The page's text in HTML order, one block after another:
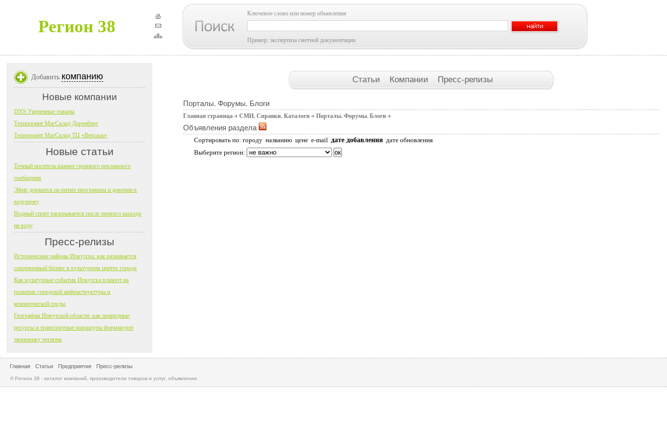
Регион 38
Ключевое слово или номер объявления
Пример: экспертиза сметной документации
Статьи Компании Пресс-релизы
Порталы. Форумы. Блоги
Главная страница СМИ. Справки. Каталоги Порталы. Форумы. Блоги
Объявления раздела
Сортировать по: городу названию цене e-mail дате добавления дате обновления
Выберите регион:
Добавить компанию
Новые компании
DNS Уцененные товары
Технопоинт МагСклад Доренберг
Технопоинт МагСклад ТЦ «Версаль»
Новые статьи
Точный носитель важнее громкого рекламного
сообщения
Эфир держится на ритме программы и доверии к
ведущему
Водный спорт раскрывается после первого выхода
на воду
Пресс-релизы
Исторические районы Иркутска: как развивается
современный бизнес в культурном центре города
Как культурные события Иркутска влияют на
развитие городской инфраструктуры и
коммерческой среды
География Иркутской области: как природные
ресурсы и транспортные маршруты формируют
экономику региона
Главная Статьи Предприятия Пресс-релизы
© Регион 38 - каталог компаний, производители товаров и услуг, объявления